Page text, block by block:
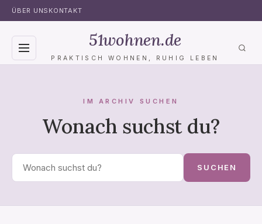
ÜBER UNS KONTAKT
51wohnen.de
PRAKTISCH WOHNEN, RUHIG LEBEN
BADEZIMMER
IM ARCHIV SUCHEN
Wonach suchst du?
Suchen
SUCHEN